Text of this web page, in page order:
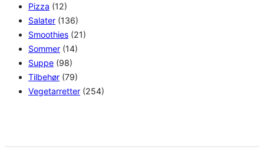
Pizza (12)
Salater (136)
Smoothies (21)
Sommer (14)
Suppe (98)
Tilbehør (79)
Vegetarretter (254)